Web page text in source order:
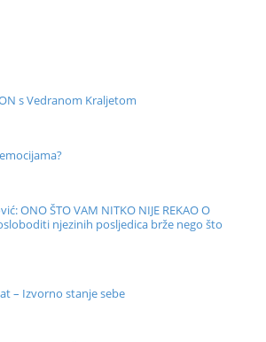
s Vedranom Kraljetom
ONO ŠTO VAM NITKO NIJE REKAO O
njezinih posljedica brže nego što
– Izvorno stanje sebe